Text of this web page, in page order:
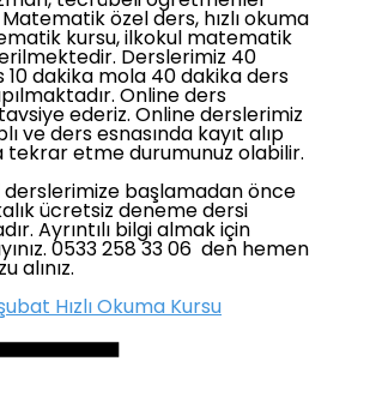
özel ders, hızlı okuma
kursu, ilkokul matematik
Derslerimiz 40
10 dakika mola 40 dakika ders
Online ders
tavsiye ederiz. Online derslerimiz
ve ders esnasında kayıt alıp
tekrar etme durumunuz olabilir.
derslerimize başlamadan önce
ücretsiz deneme dersi
Ayrıntılı bilgi almak için
0533 258 33 06 den hemen
alınız.
Hızlı Okuma Kursu